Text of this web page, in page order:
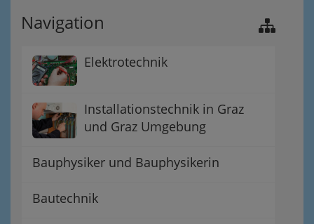
Navigation
Elektrotechnik
Installationstechnik in Graz
und Graz Umgebung
Bauphysiker und Bauphysikerin
Bautechnik